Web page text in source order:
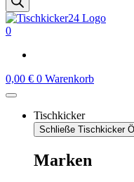
0
0,00 € 0 Warenkorb
Tischkicker
Schließe Tischkicker
Marken